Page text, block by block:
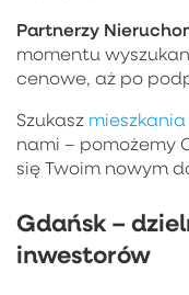
Partnerzy
momentu
cenowe, aż po
Szukasz
nami – pomożemy
się Twoim nowym
Gdańsk –
inwestorów